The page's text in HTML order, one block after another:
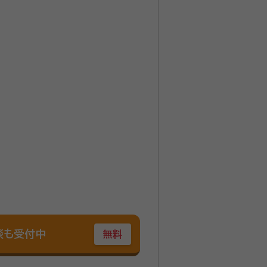
客様からの言葉でした。 持病
いたご様子でした。 そこで「不動
様からは何度も
な人をたくさん助けてあげてくだ
受付中 無料